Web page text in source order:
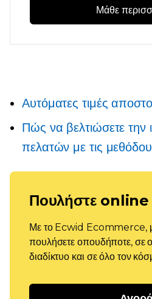
Μάθε
Αυτόματες τιμές
Πώς να βελτιώσετε την
πελατών με τις
Πουλήστε online
Με το Ecwid Ecommerce,
πουλήσετε οπουδήποτε, σε
διαδίκτυο και σε όλο τον